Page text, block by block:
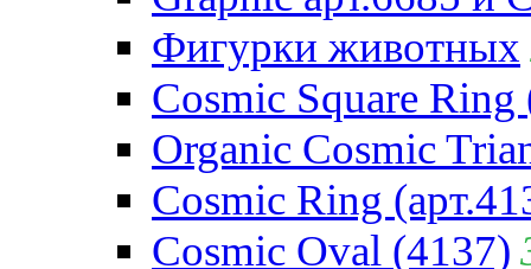
Фигурки животных
Cosmic Square Ring
Organic Cosmic
Cosmic Ring
Cosmic Oval (4137)